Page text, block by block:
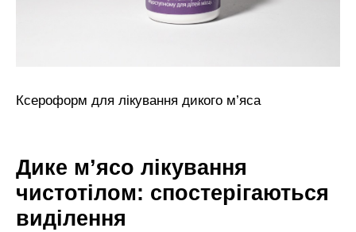
Ксероформ для лікування дикого м’яса
Дике м’ясо лікування
чистотілом: спостерігаються
виділення